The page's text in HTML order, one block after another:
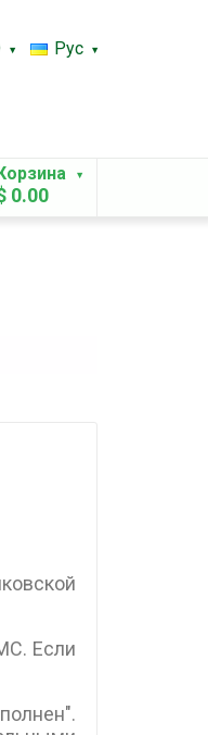
Рус
0.00
Если